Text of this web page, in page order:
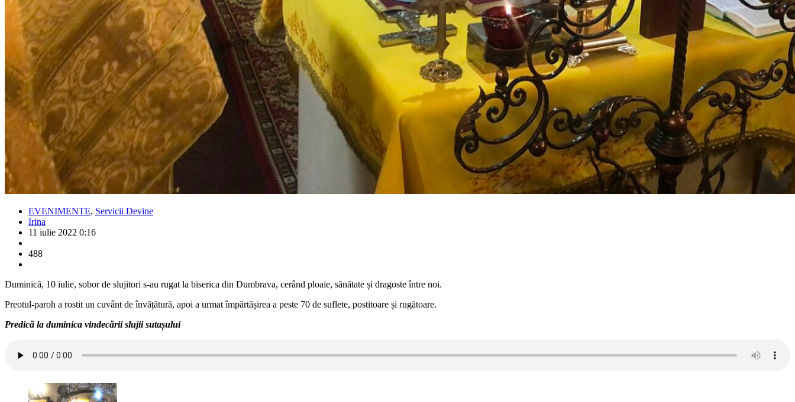
EVENIMENTE, Servicii Devine
Irina
11 iulie 2022 0:16
488
Duminică, 10 iulie, sobor de slujitori s-au rugat la biserica din Dumbrava, cerând ploaie, sănătate și dragoste între noi.
Preotul-paroh a rostit un cuvânt de învățătură, apoi a urmat împărtășirea a peste 70 de suflete, postitoare și rugătoare.
Predică la duminica vindecării slujii sutașului